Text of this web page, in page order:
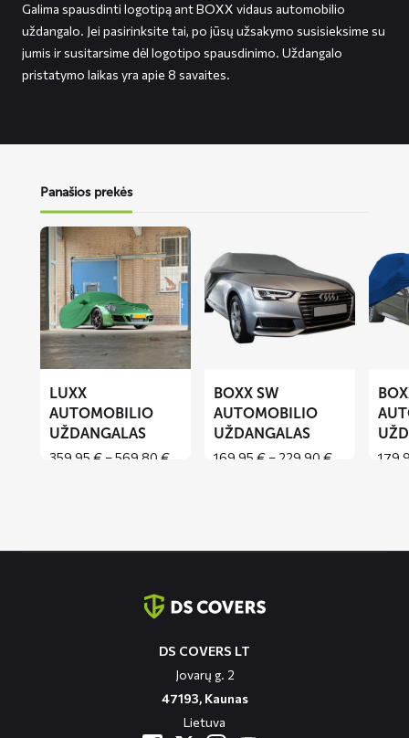
Galima spausdinti logotipą ant BOXX vidaus automobilio
uždangalo. Jei pasirinksite tai, po jūsų užsakymo susisieksime su
jumis ir susitarsime dėl logotipo spausdinimo. Uždangalo
pristatymo laikas yra apie 8 savaites.
Panašios prekės
Lees
meer
over
LUXX
automobilio
uždangalas
LUXX
AUTOMOBILIO
UŽDANGALAS
359,95 €–569,80 €Price
meer
over
BOXX
automobilio
BOXX SW
AUTOMOBILIO
UŽDANGALAS
169,95€– 229,90€Price
meer
over
BOXX
SUV
DS COVERS LT
Jovarų g. 2
47193, Kaunas
Lietuva